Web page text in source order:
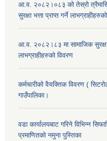
आ.व. २०८२।०८३ को तेस्रो
सुरक्षा भत्ता प्राप्त गर्ने
आ.व. २०८२।८३ मा सामाजिक सुरक्षा
लाभग्राहीहरुको विवरण
कर्मचारीको वैयक्तिक विवरण (
गाउँपालिका।
वडा कार्यालयबाट गरिने विभिन्न
प्रमाणितको नमुना पुस्तिका